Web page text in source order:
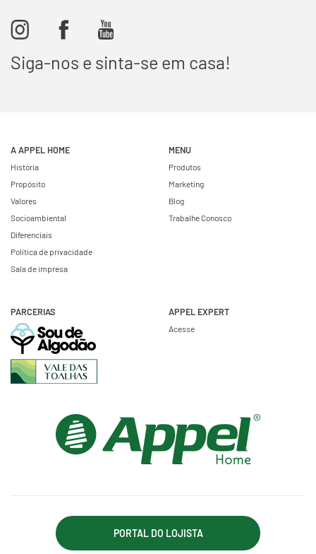
Siga-nos e sinta-se em casa!
A APPEL HOME
História
Propósito
Valores
Socioambiental
Diferenciais
Política de privacidade
Sala de impresa
MENU
Produtos
Marketing
Blog
Trabalhe Conosco
PARCERIAS APPEL EXPERT
Acesse
PORTAL DO LOJISTA